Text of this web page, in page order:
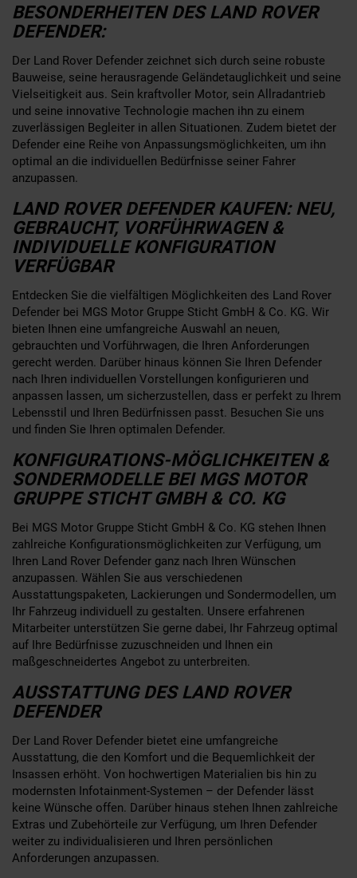
BESONDERHEITEN DES LAND ROVER
DEFENDER:
Der Land Rover Defender zeichnet sich durch seine robuste
Bauweise, seine herausragende Geländetauglichkeit und seine
Vielseitigkeit aus. Sein kraftvoller Motor, sein Allradantrieb
und seine innovative Technologie machen ihn zu einem
zuverlässigen Begleiter in allen Situationen. Zudem bietet der
Defender eine Reihe von Anpassungsmöglichkeiten, um ihn
optimal an die individuellen Bedürfnisse seiner Fahrer
anzupassen.
LAND ROVER DEFENDER KAUFEN: NEU,
GEBRAUCHT, VORFÜHRWAGEN &
INDIVIDUELLE KONFIGURATION
VERFÜGBAR
Entdecken Sie die vielfältigen Möglichkeiten des Land Rover
Defender bei MGS Motor Gruppe Sticht GmbH & Co. KG. Wir
bieten Ihnen eine umfangreiche Auswahl an neuen,
gebrauchten und Vorführwagen, die Ihren Anforderungen
gerecht werden. Darüber hinaus können Sie Ihren Defender
nach Ihren individuellen Vorstellungen konfigurieren und
anpassen lassen, um sicherzustellen, dass er perfekt zu Ihrem
Lebensstil und Ihren Bedürfnissen passt. Besuchen Sie uns
und finden Sie Ihren optimalen Defender.
KONFIGURATIONS-MÖGLICHKEITEN &
SONDERMODELLE BEI MGS MOTOR
GRUPPE STICHT GMBH & CO. KG
Bei MGS Motor Gruppe Sticht GmbH & Co. KG stehen Ihnen
zahlreiche Konfigurationsmöglichkeiten zur Verfügung, um
Ihren Land Rover Defender ganz nach Ihren Wünschen
anzupassen. Wählen Sie aus verschiedenen
Ausstattungspaketen, Lackierungen und Sondermodellen, um
Ihr Fahrzeug individuell zu gestalten. Unsere erfahrenen
Mitarbeiter unterstützen Sie gerne dabei, Ihr Fahrzeug optimal
auf Ihre Bedürfnisse zuzuschneiden und Ihnen ein
maßgeschneidertes Angebot zu unterbreiten.
AUSSTATTUNG DES LAND ROVER
DEFENDER
Der Land Rover Defender bietet eine umfangreiche
Ausstattung, die den Komfort und die Bequemlichkeit der
Insassen erhöht. Von hochwertigen Materialien bis hin zu
modernsten Infotainment-Systemen – der Defender lässt
keine Wünsche offen. Darüber hinaus stehen Ihnen zahlreiche
Extras und Zubehörteile zur Verfügung, um Ihren Defender
weiter zu individualisieren und Ihren persönlichen
Anforderungen anzupassen.